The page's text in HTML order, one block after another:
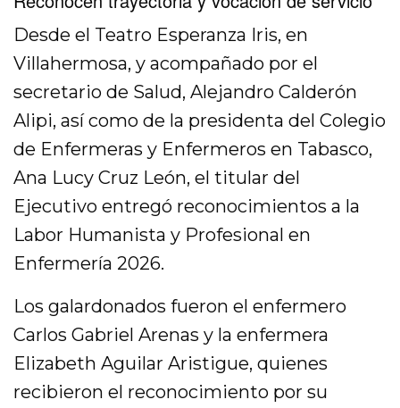
Desde el Teatro Esperanza Iris, en
Villahermosa, y acompañado por el
secretario de Salud, Alejandro Calderón
Alipi, así como de la presidenta del Colegio
de Enfermeras y Enfermeros en Tabasco,
Ana Lucy Cruz León, el titular del
Ejecutivo entregó reconocimientos a la
Labor Humanista y Profesional en
Enfermería 2026.
Los galardonados fueron el enfermero
Carlos Gabriel Arenas y la enfermera
Elizabeth Aguilar Aristigue, quienes
recibieron el reconocimiento por su